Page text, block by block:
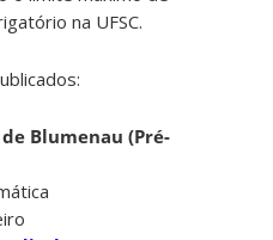
na UFSC.
Blumenau (Pré-